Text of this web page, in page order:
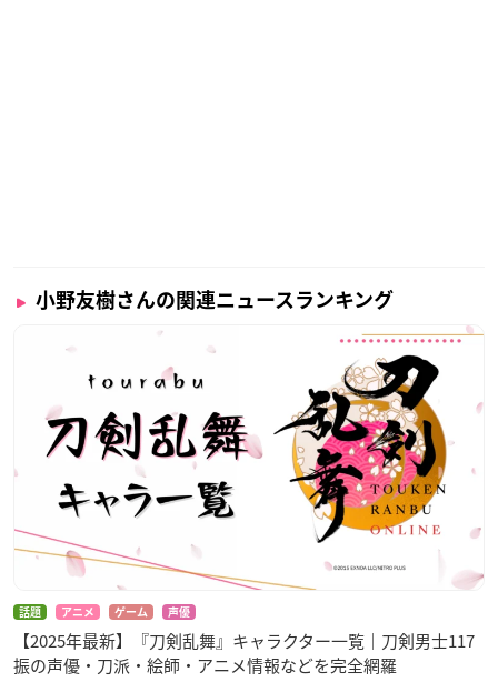
小野友樹さんの関連ニュースランキング
話題 アニメ ゲーム 声優
【2025年最新】『刀剣乱舞』キャラクター一覧｜刀剣男士117
振の声優・刀派・絵師・アニメ情報などを完全網羅